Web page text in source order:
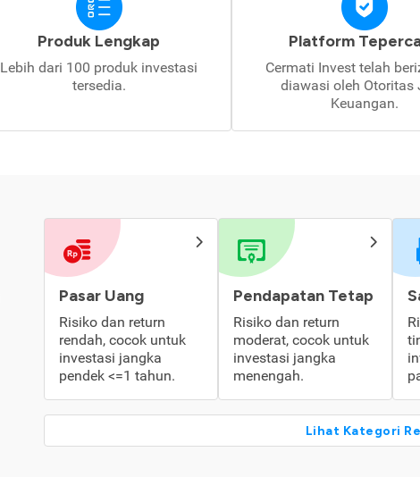
Produk Lengkap
Lebih dari 100 produk investasi
tersedia.
Platform
Cermati Invest telah
diawasi oleh Otoritas
Keuangan.
Pasar Uang
Risiko dan return
rendah, cocok untuk
investasi jangka
pendek <=1 tahun.
Pendapatan Tetap
Risiko dan return
moderat, cocok untuk
investasi jangka
menengah.
Lihat Kategori